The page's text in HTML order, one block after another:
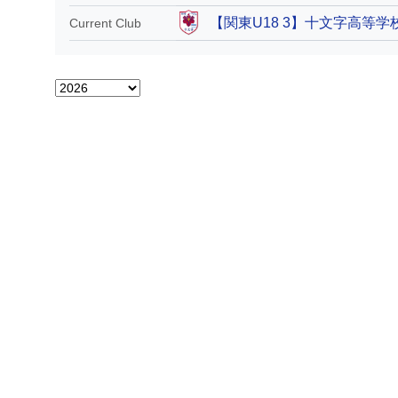
Current Club 【関東U18 3】十文字高等学